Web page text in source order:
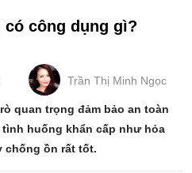
công dụng gì?
Trần Thị Minh Ngọc
quan trọng đảm bảo an toàn
huống khẩn cấp như hỏa
chống ồn rất tốt.